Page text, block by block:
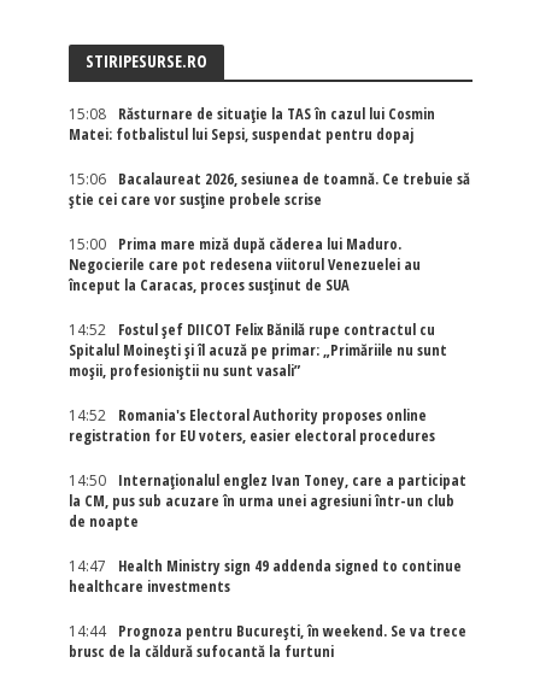
STIRIPESURSE.RO
15:08
Răsturnare de situație la TAS în cazul lui Cosmin
Matei: fotbalistul lui Sepsi, suspendat pentru dopaj
15:06
Bacalaureat 2026, sesiunea de toamnă. Ce trebuie să
știe cei care vor susține probele scrise
15:00
Prima mare miză după căderea lui Maduro.
Negocierile care pot redesena viitorul Venezuelei au
început la Caracas, proces susținut de SUA
14:52
Fostul șef DIICOT Felix Bănilă rupe contractul cu
Spitalul Moinești și îl acuză pe primar: „Primăriile nu sunt
moșii, profesioniștii nu sunt vasali”
14:52
Romania's Electoral Authority proposes online
registration for EU voters, easier electoral procedures
14:50
Internaţionalul englez Ivan Toney, care a participat
la CM, pus sub acuzare în urma unei agresiuni într-un club
de noapte
14:47
Health Ministry sign 49 addenda signed to continue
healthcare investments
14:44
Prognoza pentru București, în weekend. Se va trece
brusc de la căldură sufocantă la furtuni